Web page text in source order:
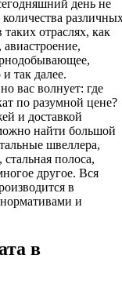
день не
отраслях, как
так далее.
вас волнует: где
по разумной цене?
и доставкой
найти большой
швеллера,
стальная полоса,
другое. Вся
в
и
в